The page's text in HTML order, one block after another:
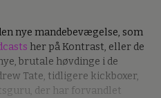
nye mandebevægelse, som
her på Kontrast, eller de
brutale høvdinge i de
Tate, tidligere kickboxer,
der har forvandlet